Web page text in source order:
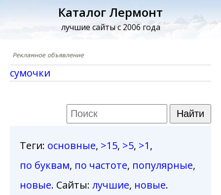
Каталог Лермонт
лучшие сайты с 2006 года
сумочки
Теги: основные, >15, >5, >1,
по буквам, по частоте, популярные,
новые. Сайты: лучшие, новые.